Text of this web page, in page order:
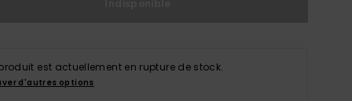
est actuellement en rupture de stock.
d'autres options